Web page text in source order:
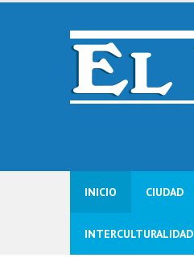
Skip
INICIO CIUDAD
INTERCULTURALIDAD